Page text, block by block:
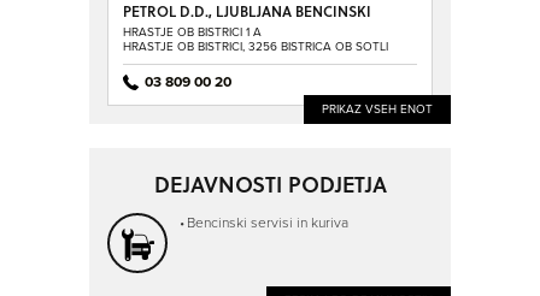
PETROL D.D., LJUBLJANA BENCINSKI
SERVIS BISTRICA OB SOTLI
HRASTJE OB BISTRICI 1 A
HRASTJE OB BISTRICI, 3256 BISTRICA OB SOTLI
03 809 00 20
PRIKAZ VSEH ENOT
DEJAVNOSTI PODJETJA
Bencinski servisi in kuriva